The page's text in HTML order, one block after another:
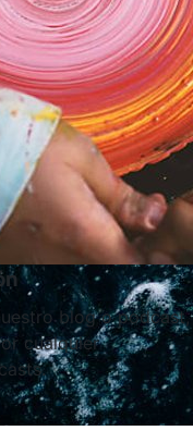
blog o podcast,
cualquier